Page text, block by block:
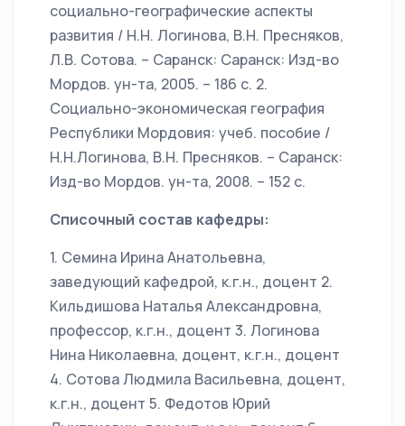
социально-географические аспекты
развития / Н.Н. Логинова, В.Н. Пресняков,
Л.В. Сотова. – Саранск: Саранск: Изд-во
Мордов. ун-та, 2005. – 186 с. 2.
Социально-экономическая география
Республики Мордовия: учеб. пособие /
Н.Н.Логинова, В.Н. Пресняков. – Саранск:
Изд-во Мордов. ун-та, 2008. – 152 с.
Списочный состав кафедры:
1. Семина Ирина Анатольевна,
заведующий кафедрой, к.г.н., доцент 2.
Кильдишова Наталья Александровна,
профессор, к.г.н., доцент 3. Логинова
Нина Николаевна, доцент, к.г.н., доцент
4. Сотова Людмила Васильевна, доцент,
к.г.н., доцент 5. Федотов Юрий